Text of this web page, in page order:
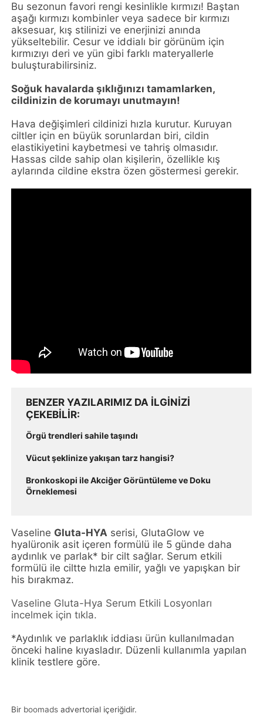
Bu sezonun favori rengi kesinlikle kırmızı! Baştan
aşağı kırmızı kombinler veya sadece bir kırmızı
aksesuar, kış stilinizi ve enerjinizi anında
yükseltebilir. Cesur ve iddialı bir görünüm için
kırmızıyı deri ve yün gibi farklı materyallerle
buluşturabilirsiniz.
Soğuk havalarda şıklığınızı tamamlarken,
cildinizin de korumayı unutmayın!
Hava değişimleri cildinizi hızla kurutur. Kuruyan
ciltler için en büyük sorunlardan biri, cildin
elastikiyetini kaybetmesi ve tahriş olmasıdır.
Hassas cilde sahip olan kişilerin, özellikle kış
aylarında cildine ekstra özen göstermesi gerekir.
BENZER YAZILARIMIZ DA ILGINIZI
ÇEKEBILIR
Örgü trendleri sahile taşındı
Vücut şeklinize yakışan tarz hangisi?
Bronkoskopi ile Akciğer Görüntüleme ve Doku
Örneklemesi
Vaseline Gluta-HYA serisi, GlutaGlow ve
hyalüronik asit içeren formülü ile 5 günde daha
aydınlık ve parlak* bir cilt sağlar. Serum etkili
formülü ile ciltte hızla emilir, yağlı ve yapışkan bir
his bırakmaz.
Vaseline Gluta-Hya Serum Etkili Losyonları
incelmek için tıkla.
*Aydınlık ve parlaklık iddiası ürün kullanılmadan
önceki haline kıyasladır. Düzenli kullanımla yapılan
klinik testlere göre.
Bir boomads advertorial içeriğidir.